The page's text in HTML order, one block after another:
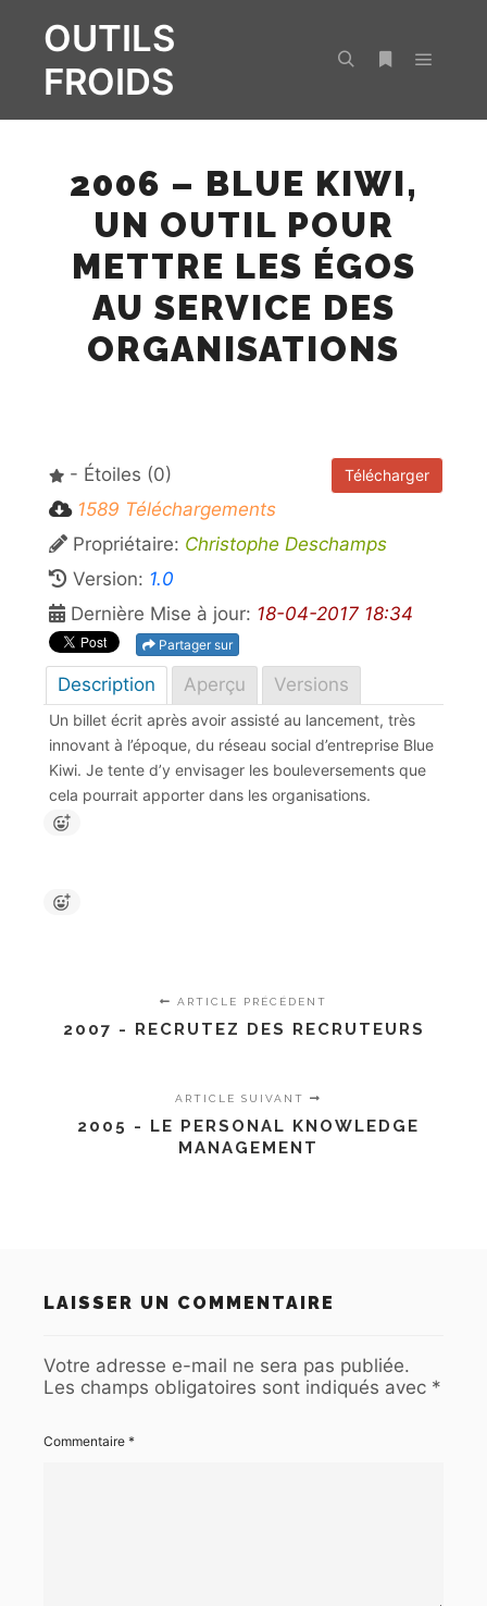
OUTILS
FROIDS
2006 – BLUE KIWI,
UN OUTIL POUR
METTRE LES ÉGOS
AU SERVICE DES
ORGANISATIONS
Télécharger
- Étoiles (0)
1589 Téléchargements
Propriétaire: Christophe Deschamps
Version: 1.0
Dernière Mise à jour: 18-04-2017 18:34
Partager sur
Description Aperçu Versions
Un billet écrit après avoir assisté au lancement, très
innovant à l’époque, du réseau social d’entreprise Blue
Kiwi. Je tente d’y envisager les bouleversements que
cela pourrait apporter dans les organisations.
ARTICLE PRÉCÉDENT
2007 - RECRUTEZ DES RECRUTEURS
ARTICLE SUIVANT
2005 - LE PERSONAL KNOWLEDGE
MANAGEMENT
LAISSER UN COMMENTAIRE
Votre adresse e-mail ne sera pas publiée.
Les champs obligatoires sont indiqués avec *
Commentaire *